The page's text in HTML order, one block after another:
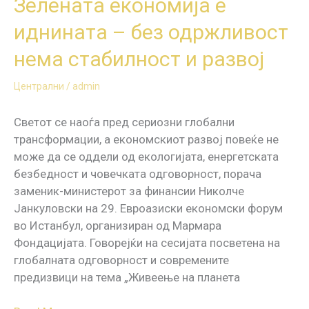
Зелената економија е
иднината – без одржливост
нема стабилност и развој
Централни / admin
Светот се наоѓа пред сериозни глобални
трансформации, а економскиот развој повеќе не
може да се оддели од екологијата, енергетската
безбедност и човечката одговорност, порача
заменик-министерот за финансии Николче
Јанкуловски на 29. Евроазиски економски форум
во Истанбул, организиран од Мармара
Фондацијата. Говорејќи на сесијата посветена на
глобалната одговорност и современите
предизвици на тема „Живеење на планета